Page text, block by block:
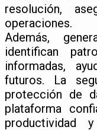
resolución,
operaciones.
Además,
identifican
informadas,
futuros. La
protección de
plataforma
productividad